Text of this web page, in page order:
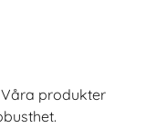
produkter